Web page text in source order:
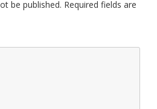
be published. Required fields are